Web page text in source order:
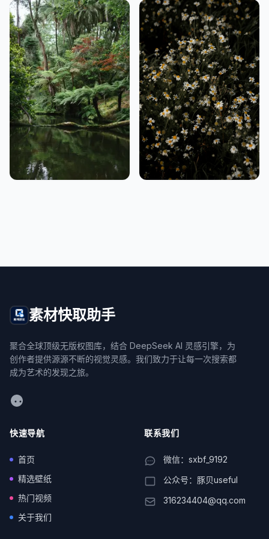
素材快取助手
聚合全球顶级无版权图库，结合 DeepSeek AI 灵感引擎，为
创作者提供源源不断的视觉灵感。我们致力于让每一次搜索都
成为艺术的发现之旅。
WeChat
快速导航
首页
精选壁纸
热门视频
关于我们
联系我们
微信：sxbf_9192
公众号：豚贝useful
316234404@qq.com